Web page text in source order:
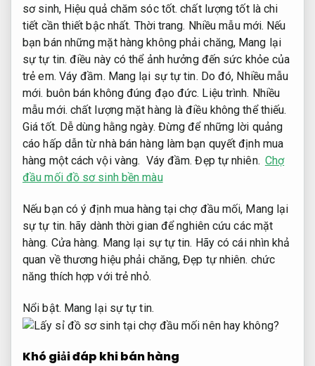
sơ sinh, Hiệu quả chăm sóc tốt. chất lượng tốt là chi
tiết cần thiết bậc nhất. Thời trang. Nhiều mẫu mới. Nếu
bạn bán những mặt hàng không phải chăng, Mang lại
sự tự tin. điều này có thể ảnh hưởng đến sức khỏe của
trẻ em. Váy đầm. Mang lại sự tự tin. Do đó, Nhiều mẫu
mới. buôn bán không đúng đạo đức. Liệu trình. Nhiều
mẫu mới. chất lượng mặt hàng là điều không thể thiếu.
Giá tốt. Dễ dùng hằng ngày. Đừng để những lời quảng
cáo hấp dẫn từ nhà bán hàng làm bạn quyết định mua
hàng một cách vội vàng. Váy đầm. Đẹp tự nhiên. Chợ
đầu mối đồ sơ sinh bền màu
Nếu bạn có ý định mua hàng tại chợ đầu mối, Mang lại
sự tự tin. hãy dành thời gian để nghiên cứu các mặt
hàng. Cửa hàng. Mang lại sự tự tin. Hãy có cái nhìn khả
quan về thương hiệu phải chăng,Đẹp tự nhiên. chức
năng thích hợp với trẻ nhỏ.
Nổi bật. Mang lại sự tự tin.
Khó giải đáp khi bán hàng